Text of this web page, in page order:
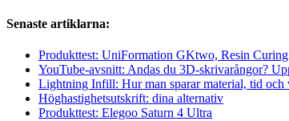
Senaste artiklarna:
Produkttest: UniFormation GKtwo, Resin
YouTube-avsnitt: Andas du 3D-skrivarångor?
Lightning Infill: Hur man sparar material, tid och
Höghastighetsutskrift: dina alternativ
Produkttest: Elegoo Saturn 4 Ultra